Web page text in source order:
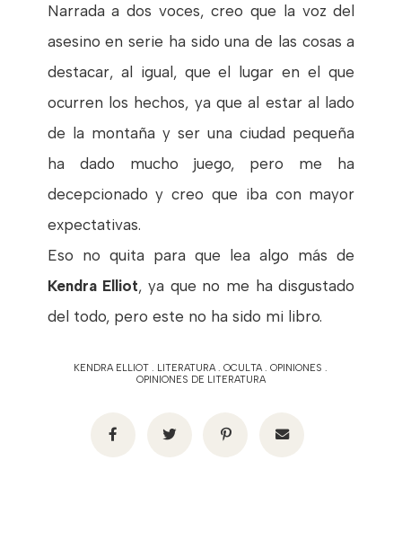
Narrada a dos voces, creo que la voz del
asesino en serie ha sido una de las cosas a
destacar, al igual, que el lugar en el que
ocurren los hechos, ya que al estar al lado
de la montaña y ser una ciudad pequeña
ha dado mucho juego, pero me ha
decepcionado y creo que iba con mayor
expectativas.
Eso no quita para que lea algo más de
Kendra Elliot, ya que no me ha disgustado
del todo, pero este no ha sido mi libro.
KENDRA ELLIOT LITERATURA .OCULTA .OPINIONES
OPINIONES DE LITERATURA